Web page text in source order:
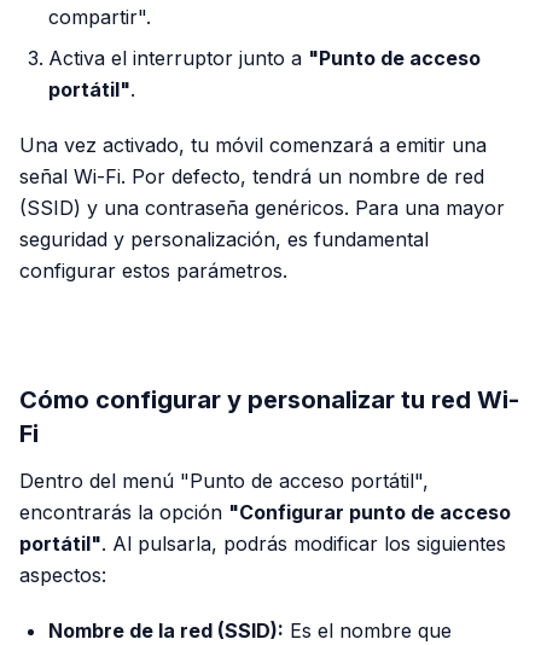
compartir".
Activa el interruptor junto a "Punto de acceso
portátil".
Una vez activado, tu móvil comenzará a emitir una
señal Wi-Fi. Por defecto, tendrá un nombre de red
(SSID) y una contraseña genéricos. Para una mayor
seguridad y personalización, es fundamental
configurar estos parámetros.
Cómo configurar y personalizar tu red Wi-
Fi
Dentro del menú "Punto de acceso portátil",
encontrarás la opción "Configurar punto de acceso
portátil". Al pulsarla, podrás modificar los siguientes
aspectos:
Nombre de la red (SSID): Es el nombre que